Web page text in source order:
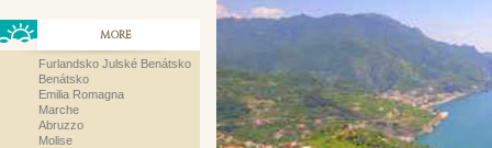
MORE
Furlandsko Julské Benátsko
Benátsko
Emilia Romagna
Marche
Abruzzo
Molise